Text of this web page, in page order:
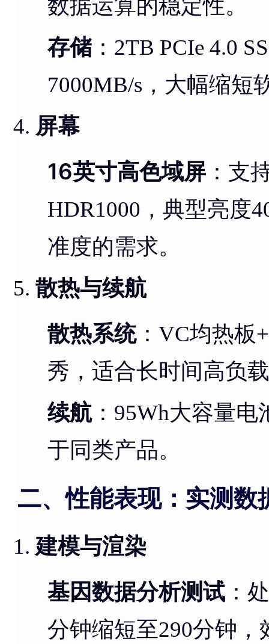
数据运算的稳定性。
存储 ：2TB PCIe 4.0
7000MB/s，大幅缩短
屏幕
16英寸高色域屏 ：支
HDR1000，典型亮度
准度的需求。
散热与续航
散热系统：VC均热板
秀，适合长时间高负
续航：95Wh大容量电
于同类产品。
二、性能表现：实测数
建模与渲染
基因数据分析测试 ：
分钟缩短至290分钟，